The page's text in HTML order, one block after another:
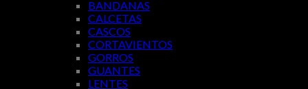
BANDANAS
CALCETAS
CASCOS
CORTAVIENTOS
GORROS
GUANTES
LENTES